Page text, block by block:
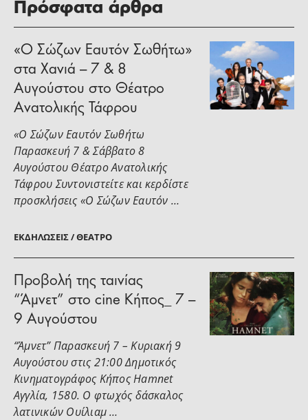
Πρόσφατα άρθρα
ΕΚΔΗΛΏΣΕΙΣ / ΘΈΑΤΡΟ
«Ο Σώζων Εαυτόν Σωθήτω»
στα Χανιά – 7 & 8
Αυγούστου στο Θέατρο
Ανατολικής Τάφρου
«Ο Σώζων Εαυτόν Σωθήτω
Παρασκευή 7 & Σάββατο 8
Αυγούστου Θέατρο Ανατολικής
Τάφρου Συντονιστείτε και κερδίστε
προσκλήσεις «Ο Σώζων Εαυτόν …
Προβολή της ταινίας
“Άμνετ” στο cine Κήπος_ 7 –
9 Αυγούστου
“Άμνετ” Παρασκευή 7 – Κυριακή 9
Αυγούστου στις 21:00 Δημοτικός
Κινηματογράφος Κήπος Hamnet
Αγγλία, 1580. Ο φτωχός δάσκαλος
λατινικών Ουίλιαμ …